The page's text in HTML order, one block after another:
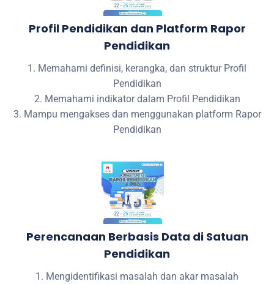
Profil Pendidikan dan Platform Rapor
Pendidikan
1. Memahami definisi, kerangka, dan struktur Profil
Pendidikan
2. Memahami indikator dalam Profil Pendidikan
3. Mampu mengakses dan menggunakan platform Rapor
Pendidikan
Perencanaan Berbasis Data di Satuan
Pendidikan
1. Mengidentifikasi masalah dan akar masalah